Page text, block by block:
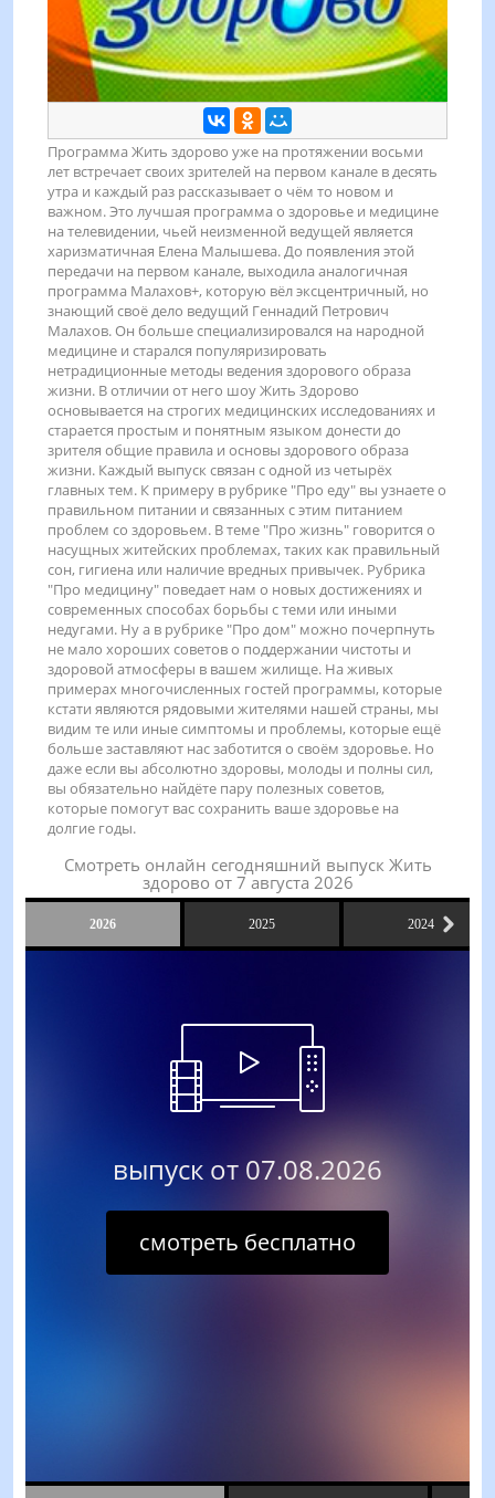
Программа Жить здорово уже на протяжении восьми
лет встречает своих зрителей на первом канале в десять
утра и каждый раз рассказывает о чём то новом и
важном. Это лучшая программа о здоровье и медицине
на телевидении, чьей неизменной ведущей является
харизматичная Елена Малышева. До появления этой
передачи на первом канале, выходила аналогичная
программа Малахов+, которую вёл эксцентричный, но
знающий своё дело ведущий Геннадий Петрович
Малахов. Он больше специализировался на народной
медицине и старался популяризировать
нетрадиционные методы ведения здорового образа
жизни. В отличии от него шоу Жить Здорово
основывается на строгих медицинских исследованиях и
старается простым и понятным языком донести до
зрителя общие правила и основы здорового образа
жизни. Каждый выпуск связан с одной из четырёх
главных тем. К примеру в рубрике "Про еду" вы узнаете о
правильном питании и связанных с этим питанием
проблем со здоровьем. В теме "Про жизнь" говорится о
насущных житейских проблемах, таких как правильный
сон, гигиена или наличие вредных привычек. Рубрика
"Про медицину" поведает нам о новых достижениях и
современных способах борьбы с теми или иными
недугами. Ну а в рубрике "Про дом" можно почерпнуть
не мало хороших советов о поддержании чистоты и
здоровой атмосферы в вашем жилище. На живых
примерах многочисленных гостей программы, которые
кстати являются рядовыми жителями нашей страны, мы
видим те или иные симптомы и проблемы, которые ещё
больше заставляют нас заботится о своём здоровье. Но
даже если вы абсолютно здоровы, молоды и полны сил,
вы обязательно найдёте пару полезных советов,
которые помогут вас сохранить ваше здоровье на
долгие годы.
Смотреть онлайн сегодняшний выпуск Жить
здорово от 7 августа 2026
2026 2025 2024
выпуск от 07.08.2026
смотреть бесплатно